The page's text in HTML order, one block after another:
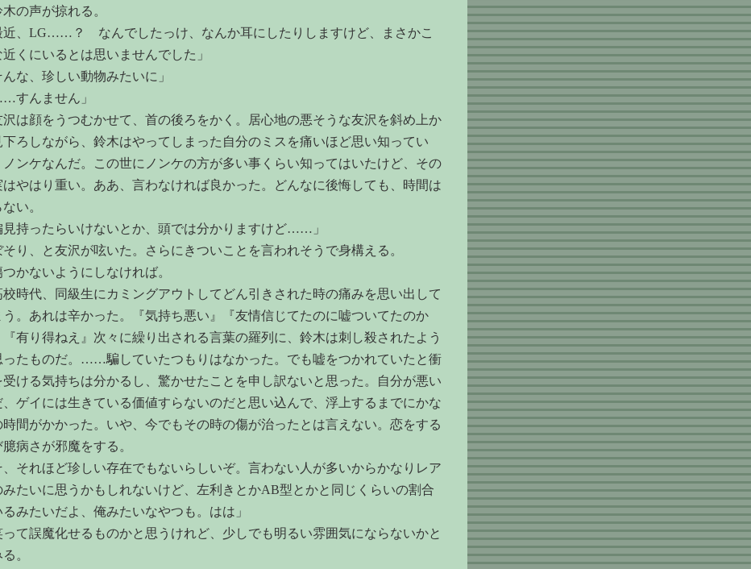
木の声が掠れる。
近、LG……？ なんでしたっけ、なんか耳にしたりしますけど、まさかこ
近くにいるとは思いませんでした」
んな、珍しい動物みたいに」
すんません」
沢は顔をうつむかせて、首の後ろをかく。居心地の悪そうな友沢を斜め上か
下ろしながら、鈴木はやってしまった自分のミスを痛いほど思い知ってい
ノンケなんだ。この世にノンケの方が多い事くらい知ってはいたけど、その
はやはり重い。ああ、言わなければ良かった。どんなに後悔しても、時間は
い。
見持ったらいけないとか、頭では分かりますけど……」
そり、と友沢が呟いた。さらにきついことを言われそうで身構える。
つかないようにしなければ。
校時代、同級生にカミングアウトしてどん引きされた時の痛みを思い出して
う。あれは辛かった。『気持ち悪い』『友情信じてたのに嘘ついてたのか
『有り得ねえ』次々に繰り出される言葉の羅列に、鈴木は刺し殺されたよう
ったものだ。……騙していたつもりはなかった。でも嘘をつかれていたと衝
受ける気持ちは分かるし、驚かせたことを申し訳ないと思った。自分が悪い
、ゲイには生きている価値すらないのだと思い込んで、浮上するまでにかな
時間がかかった。いや、今でもその時の傷が治ったとは言えない。恋をする
臆病さが邪魔をする。
、それほど珍しい存在でもないらしいぞ。言わない人が多いからかなりレア
みたいに思うかもしれないけど、左利きとかAB型とかと同じくらいの割合
るみたいだよ、俺みたいなやつも。はは」
って誤魔化せるものかと思うけれど、少しでも明るい雰囲気にならないかと
。